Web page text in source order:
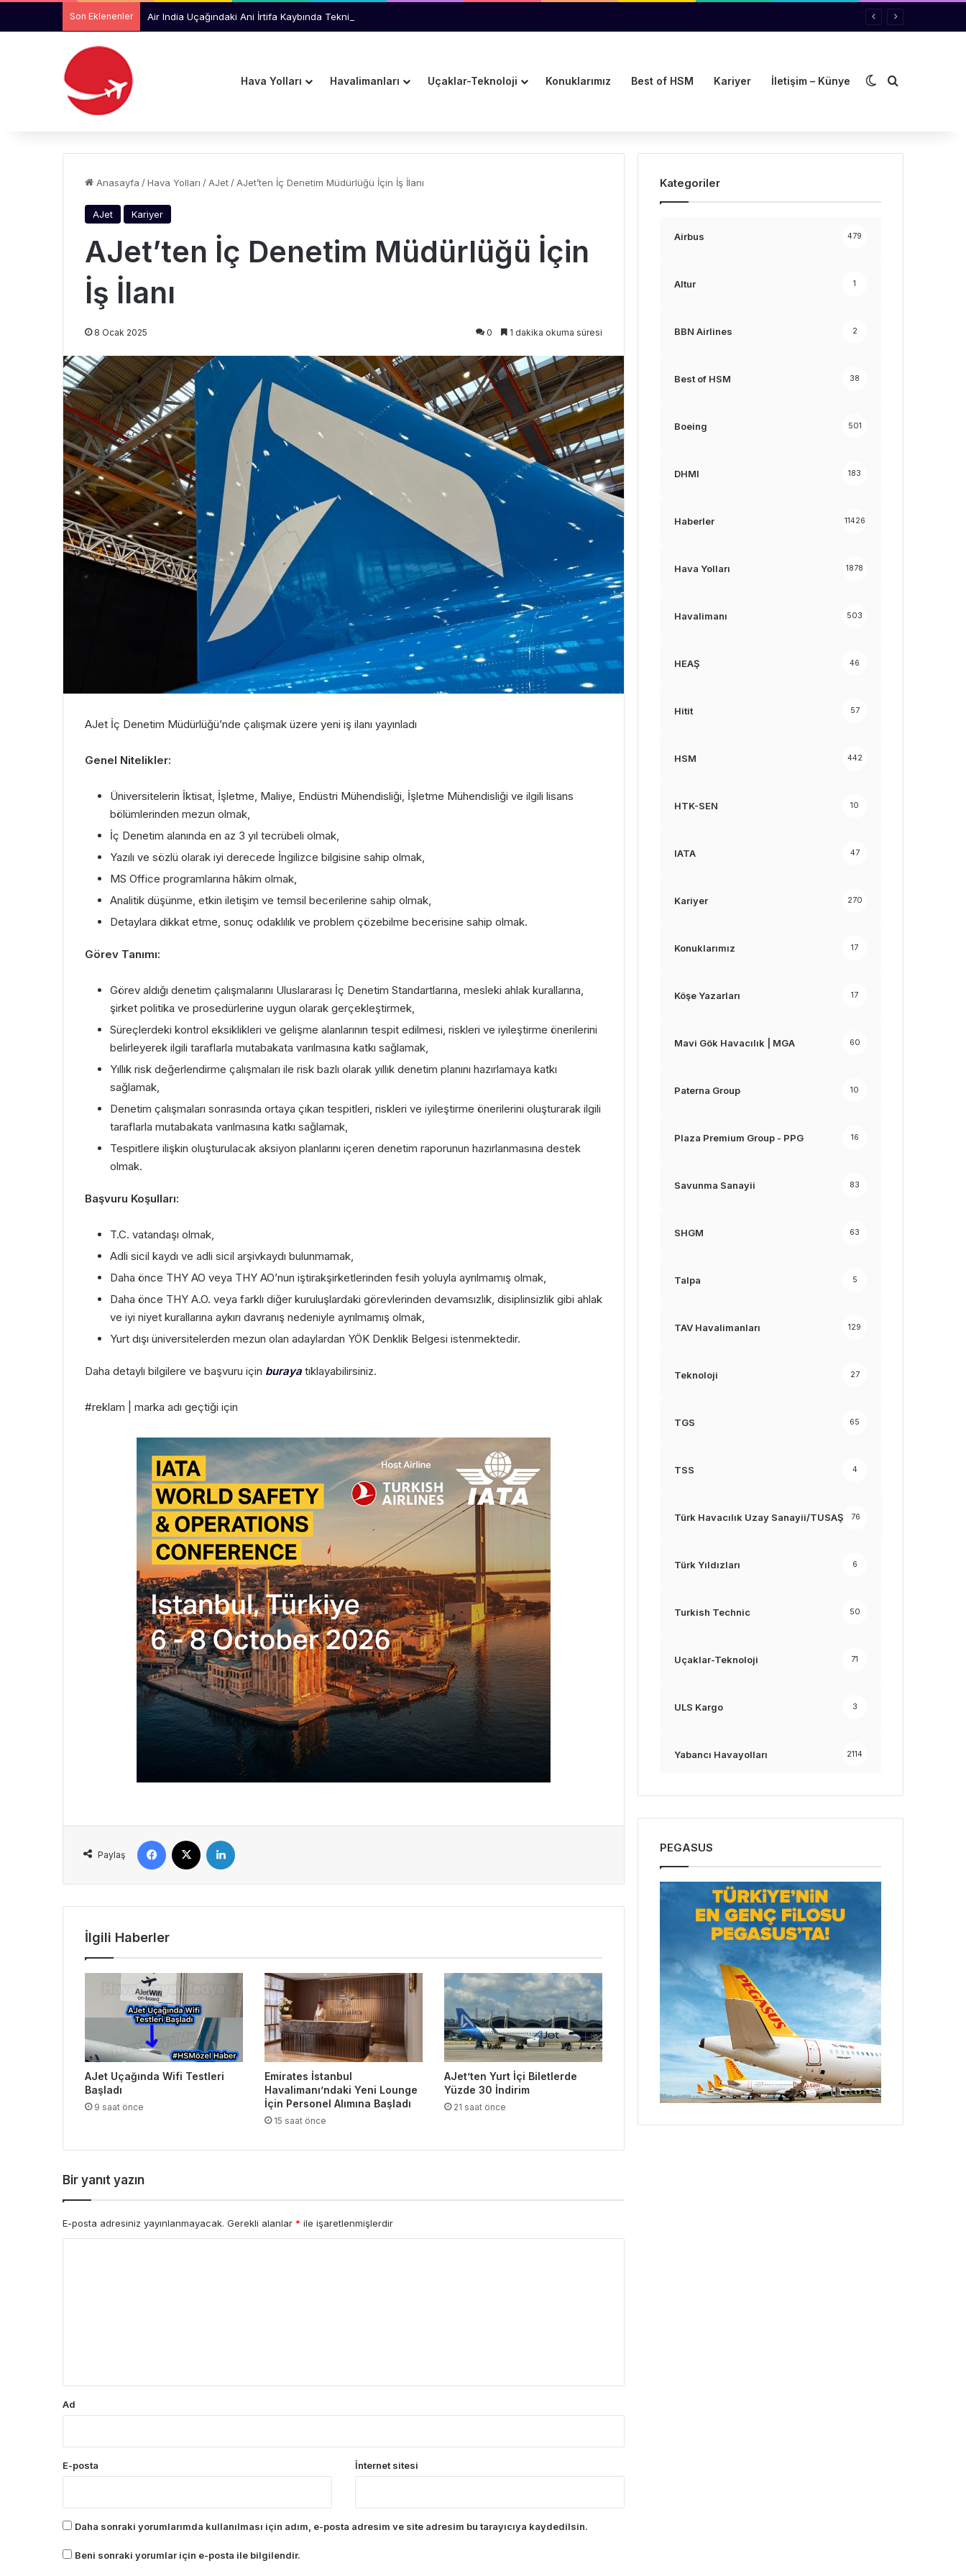
Son Eklenenler Air India Uçağındaki Ani İrtifa Kaybında Teknik Arıza İhtimali İnceleniyor
Hava Yolları Havalimanları Uçaklar-Teknoloji Konuklarımız Best of HSM Kariyer İletişim – Künye Dış görünümü
Arama yap
Anasayfa /Hava Yolları /AJet /AJet’ten İç Denetim Müdürlüğü İçin İş İlanı
AJet Kariyer
AJet’ten İç Denetim Müdürlüğü İçin
İş İlanı
8 Ocak 2025 0 1 dakika okuma süresi
AJet İç Denetim Müdürlüğü’nde çalışmak üzere yeni iş ilanı yayınladı
Genel Nitelikler:
Üniversitelerin İktisat, İşletme, Maliye, Endüstri Mühendisliği, İşletme Mühendisliği ve ilgili lisans
bölümlerinden mezun olmak,
İç Denetim alanında en az 3 yıl tecrübeli olmak,
Yazılı ve sözlü olarak iyi derecede İngilizce bilgisine sahip olmak,
MS Office programlarına hâkim olmak,
Analitik düşünme, etkin iletişim ve temsil becerilerine sahip olmak,
Detaylara dikkat etme, sonuç odaklılık ve problem çözebilme becerisine sahip olmak.
Görev Tanımı:
Görev aldığı denetim çalışmalarını Uluslararası İç Denetim Standartlarına, mesleki ahlak kurallarına,
şirket politika ve prosedürlerine uygun olarak gerçekleştirmek,
Süreçlerdeki kontrol eksiklikleri ve gelişme alanlarının tespit edilmesi, riskleri ve iyileştirme önerilerini
belirleyerek ilgili taraflarla mutabakata varılmasına katkı sağlamak,
Yıllık risk değerlendirme çalışmaları ile risk bazlı olarak yıllık denetim planını hazırlamaya katkı
sağlamak,
Denetim çalışmaları sonrasında ortaya çıkan tespitleri, riskleri ve iyileştirme önerilerini oluşturarak ilgili
taraflarla mutabakata varılmasına katkı sağlamak,
Tespitlere ilişkin oluşturulacak aksiyon planlarını içeren denetim raporunun hazırlanmasına destek
olmak.
Başvuru Koşulları:
T.C. vatandaşı olmak,
Adli sicil kaydı ve adli sicil arşivkaydı bulunmamak,
Daha önce THY AO veya THY AO’nun iştirakşirketlerinden fesih yoluyla ayrılmamış olmak,
Daha önce THY A.O. veya farklı diğer kuruluşlardaki görevlerinden devamsızlık, disiplinsizlik gibi ahlak
ve iyi niyet kurallarına aykırı davranış nedeniyle ayrılmamış olmak,
Yurt dışı üniversitelerden mezun olan adaylardan YÖK Denklik Belgesi istenmektedir.
Daha detaylı bilgilere ve başvuru için buraya tıklayabilirsiniz.
#reklam | marka adı geçtiği için
Paylaş
Facebook
İlgili Haberler
AJet Uçağında Wifi Testleri
Başladı
9 saat önce
Emirates İstanbul
Havalimanı’ndaki Yeni Lounge
İçin Personel Alımına Başladı
15 saat önce
AJet’ten Yurt İçi Biletlerde
Yüzde 30 İndirim
21 saat önce
Bir yanıt yazın
E-posta adresiniz yayınlanmayacak. Gerekli alanlar * ile işaretlenmişlerdir
Ad
E-posta İnternet sitesi
Daha sonraki yorumlarımda kullanılması için adım, e-posta adresim ve site adresim bu tarayıcıya kaydedilsin.
Beni sonraki yorumlar için e-posta ile bilgilendir.
Kategoriler
Airbus 479
Altur 1
BBN Airlines 2
Best of HSM 38
Boeing 501
DHMI 183
Haberler 11426
Hava Yolları 1878
Havalimanı 503
HEAŞ 46
Hitit 57
HSM 442
HTK-SEN 10
IATA 47
Kariyer 270
Konuklarımız 17
Köşe Yazarları 17
Mavi Gök Havacılık | MGA 60
Paterna Group 10
Plaza Premium Group - PPG 16
Savunma Sanayii 83
SHGM 63
Talpa 5
TAV Havalimanları 129
Teknoloji 27
TGS 65
TSS 4
Türk Havacılık Uzay Sanayii/TUSAŞ 76
Türk Yıldızları 6
Turkish Technic 50
Uçaklar-Teknoloji 71
ULS Kargo 3
Yabancı Havayolları 2114
PEGASUS